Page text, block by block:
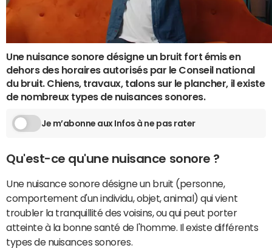
Une nuisance sonore désigne un bruit fort émis en
dehors des horaires autorisés par le Conseil national
du bruit. Chiens, travaux, talons sur le plancher, il existe
de nombreux types de nuisances sonores.
Je m’abonne aux Infos à ne pas rater
Qu'est-ce qu'une nuisance sonore ?
Une nuisance sonore désigne un bruit (personne,
comportement d'un individu, objet, animal) qui vient
troubler la tranquillité des voisins, ou qui peut porter
atteinte à la bonne santé de l'homme. Il existe différents
types de nuisances sonores.